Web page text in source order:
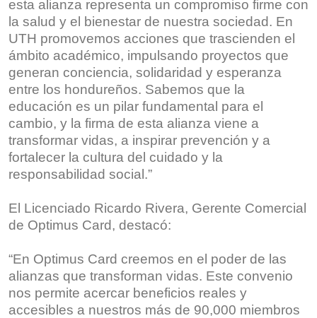
esta alianza representa un compromiso firme con
la salud y el bienestar de nuestra sociedad. En
UTH promovemos acciones que trascienden el
ámbito académico, impulsando proyectos que
generan conciencia, solidaridad y esperanza
entre los hondureños. Sabemos que la
educación es un pilar fundamental para el
cambio, y la firma de esta alianza viene a
transformar vidas, a inspirar prevención y a
fortalecer la cultura del cuidado y la
responsabilidad social.”
El Licenciado Ricardo Rivera, Gerente Comercial
de Optimus Card, destacó:
“En Optimus Card creemos en el poder de las
alianzas que transforman vidas. Este convenio
nos permite acercar beneficios reales y
accesibles a nuestros más de 90,000 miembros